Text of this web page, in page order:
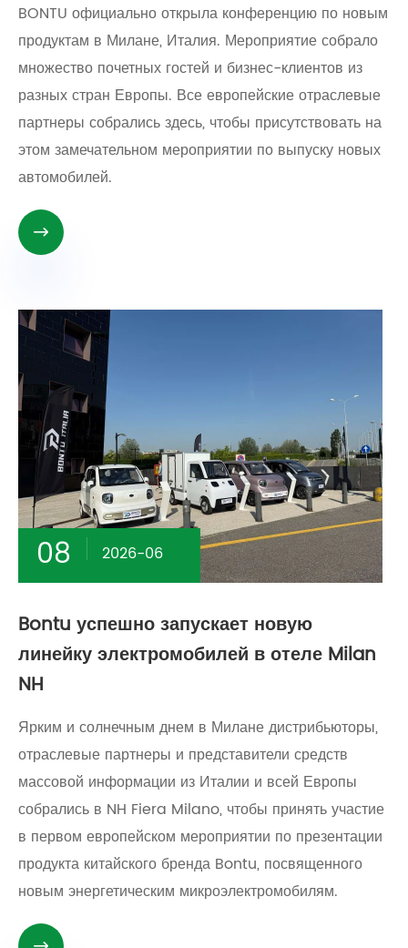
BONTU официально открыла конференцию по новым
продуктам в Милане, Италия. Мероприятие собрало
множество почетных гостей и бизнес-клиентов из
разных стран Европы. Все европейские отраслевые
партнеры собрались здесь, чтобы присутствовать на
этом замечательном мероприятии по выпуску новых
автомобилей.

08 2026-06
Bontu успешно запускает новую
линейку электромобилей в отеле Milan
NH
Ярким и солнечным днем ​​в Милане дистрибьюторы,
отраслевые партнеры и представители средств
массовой информации из Италии и всей Европы
собрались в NH Fiera Milano, чтобы принять участие
в первом европейском мероприятии по презентации
продукта китайского бренда Bontu, посвященного
новым энергетическим микроэлектромобилям.